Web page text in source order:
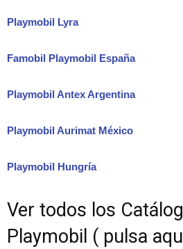
Playmobil Lyra
Famobil Playmobil España
Playmobil Antex Argentina
Playmobil Aurimat México
Playmobil Hungría
Ver todos los
Playmobil ( pulsa